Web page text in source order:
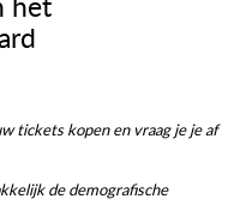
tickets kopen en vraag je je af
de demografische